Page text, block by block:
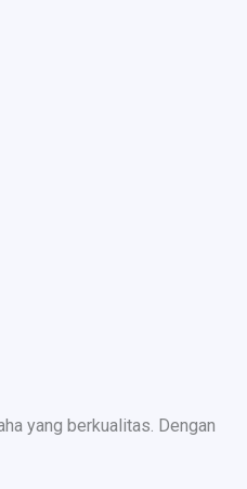
yang berkualitas. Dengan